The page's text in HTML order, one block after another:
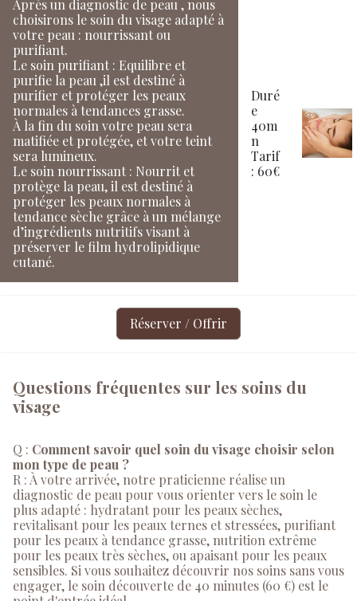
Après un diagnostic de peau , nous
choisirons le soin du visage adapté à
votre peau : nourrissant ou
purifiant.
Le soin purifiant : Equilibre et
purifie la peau ,il est destiné à
purifier et protéger les peaux
normales à tendances grasse.
À la fin du soin votre peau sera
matifiée et protégée, et votre teint
sera lumineux.
Le soin nourrissant : Nourrit et
protège la peau, il est destiné à
protéger les peaux normales à
tendance sèche grâce à un mélange
d’ingrédients nutritifs visant à
préserver le film hydrolipidique
cutané.
Duré
e
40m
n
Tarif
: 60€
Réserver / Offrir
Questions fréquentes sur les soins du
visage
Q : Comment savoir quel soin du visage choisir selon
mon type de peau ?
R : À votre arrivée, notre praticienne réalise un
diagnostic de peau pour vous orienter vers le soin le
plus adapté : hydratant pour les peaux sèches,
revitalisant pour les peaux ternes et stressées, purifiant
pour les peaux à tendance grasse, nutrition extrême
pour les peaux très sèches, ou apaisant pour les peaux
sensibles. Si vous souhaitez découvrir nos soins sans vous
engager, le soin découverte de 40 minutes (60 €) est le